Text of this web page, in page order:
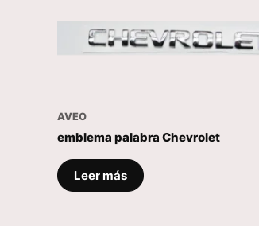
AVEO
emblema palabra Chevrolet
Leer más